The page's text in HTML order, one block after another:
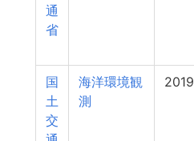
通
省
国
土
交
海洋環境観
測
2019